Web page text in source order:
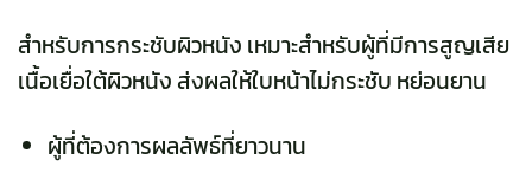
สำหรับการกระชับผิวหนัง เหมาะสำหรับผู้ที่มีการสูญเสีย
เนื้อเยื่อใต้ผิวหนัง ส่งผลให้ใบหน้าไม่กระชับ หย่อนยาน
ผู้ที่ต้องการผลลัพธ์ที่ยาวนาน